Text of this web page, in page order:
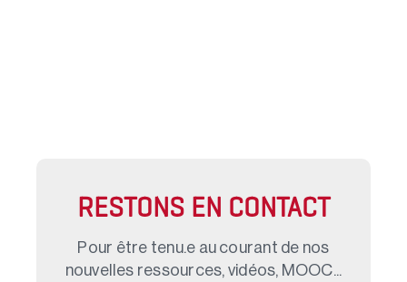
RESTONS EN CONTACT
Pour être tenu.e au courant de nos
nouvelles ressources, vidéos, MOOC...